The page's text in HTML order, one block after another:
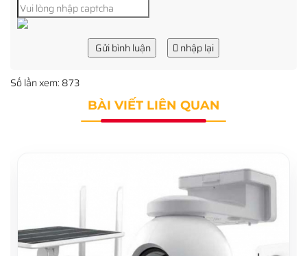
Gửi bình luận nhập lại
Số lần xem: 873
BÀI VIẾT LIÊN QUAN